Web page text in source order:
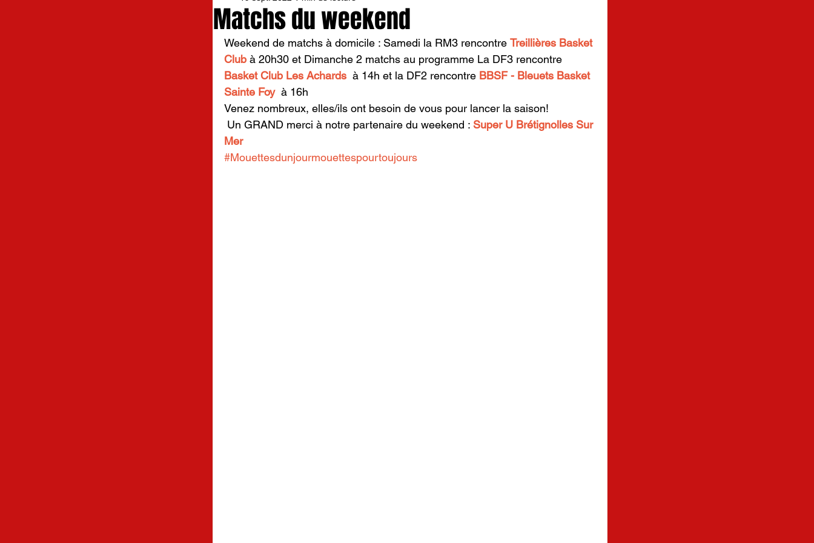
Matchs du weekend
Weekend de matchs à domicile : Samedi la RM3 rencontre Treillières Basket
Club à 20h30 et Dimanche 2 matchs au programme La DF3 rencontre
Basket Club Les Achards
  à 14h et la DF2 rencontre
BBSF - Bleuets Basket
Sainte Foy
  à 16h
Venez nombreux, elles/ils ont besoin de vous pour lancer la saison!
Un GRAND merci à notre partenaire du weekend : Super U Brétignolles Sur
Mer
#Mouettesdunjourmouettespourtoujours